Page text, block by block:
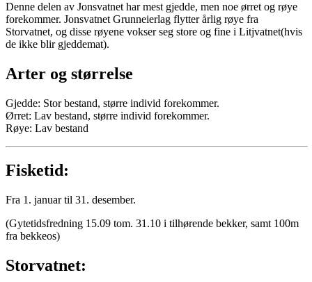
Denne delen av Jonsvatnet har mest gjedde, men noe ørret og røye
forekommer. Jonsvatnet Grunneierlag flytter årlig røye fra
Storvatnet, og disse røyene vokser seg store og fine i Litjvatnet(hvis
de ikke blir gjeddemat).
Arter og størrelse
Gjedde: Stor bestand, større individ forekommer.
Ørret: Lav bestand, større individ forekommer.
Røye: Lav bestand
Fisketid:
Fra 1. januar til 31. desember.
(Gytetidsfredning 15.09 tom. 31.10 i tilhørende bekker, samt 100m
fra bekkeos)
Storvatnet: